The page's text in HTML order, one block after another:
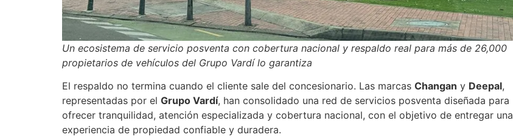
Un ecosistema de servicio posventa con cobertura nacional y respaldo real para más de 26,000
propietarios de vehículos del Grupo Vardí lo garantiza
El respaldo no termina cuando el cliente sale del concesionario. Las marcas Changan y Deepal,
representadas por el Grupo Vardí, han consolidado una red de servicios posventa diseñada para
ofrecer tranquilidad, atención especializada y cobertura nacional, con el objetivo de entregar una
experiencia de propiedad confiable y duradera.